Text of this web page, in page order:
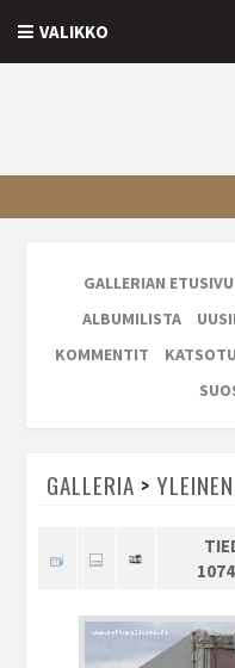
VALIKKO
GALLERIAN ETUSIVU
ALBUMILISTA
KOMMENTIT
GALLERIA > YLEINEN